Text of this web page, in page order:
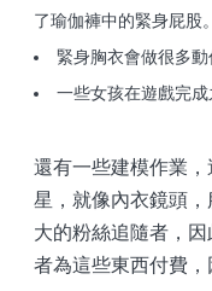
了瑜伽褲中的緊身屁股。
緊身胸衣會做很多動
一些女孩在遊戲完成
還有一些建模作業
星，就像內衣鏡頭
大的粉絲追隨者，
者為這些東西付費，